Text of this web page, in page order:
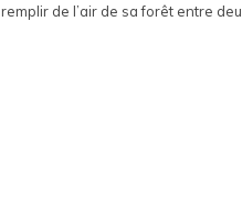
remplir de l’air de sa forêt entre